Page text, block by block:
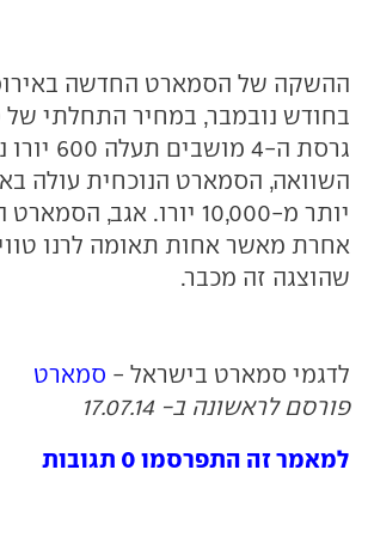
ההשקה של הסמארט החדשה
גרסת ה-4
השוואה, הסמארט הנוכחית עולה
יותר מ-10,000 יורו. אגב,
אחרת מאשר אחות תאומה לרנו
שהוצגה זה מכבר.
לדגמי סמארט בישראל - סמארט
פורסם לראשונה ב- 17.07.14
למאמר זה התפרסמו 0 תגובות